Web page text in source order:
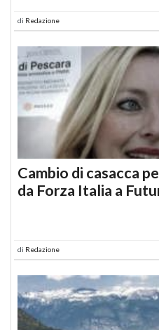
di Redazione
Cambio di casacca
da Forza Italia a
di Redazione